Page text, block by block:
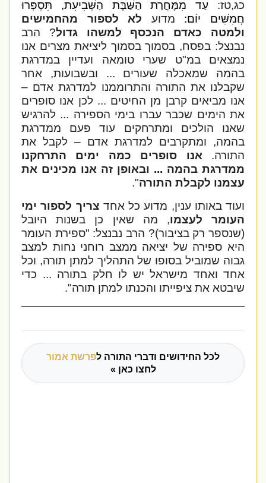
כג,טז: עַד מִמָּחֳרַת הַשַּׁבָּת הַשְּׁבִיעִת, תִּסְפְּרוּ
חֲמִשִּׁים יוֹם: מדוע לא לספור מהחמישים
ולמטה כאדם הנכסף למשהו גדול? הרב
נבנצל: בפסח, בסמוך בסמוך ליציאת מצרים אנו
נמצאים במ"ט שערי טומאה ועדיין במדרגת
בהמה שמאכלה שעורים ... ובשבועות, אחר
שקבלנו את התורה והתרוממנו למדרגת אדם –
אנו מביאים קרבן מן החיטים ... לכן אנו סופרים
את הימים שכבר עברו בימי הספירה ... להרגיש
שאנו הולכים ומתרחקים עוד פעם ממדרגת
בהמה, ומתקרבים למדרגת אדם – לקבל את
התורה. אנו סופרים כמה ימים התרחקנו
ממדרגת בהמה ... ובאופן זה אנו מכינים את
עצמנו לקבלת התורה".
ועוד באותו ענין, מדוע כל אחדצריך לספור ימי
העומר לעצמו, מה שאין כן בשנות היובל
(שנספר רק בציבור)? הרב נבנצל: "ספירת העומר
היא ספירה של יציאה ממצב רוחני נחות למצב
גבוה שמוביל בסופו של התהליך למתן תורה, וכל
אחד ואחד מישראל יש לו חלק בתורה ... כדי
שיבטא את ציפייתו והכנתו למתן תורה".
לכל החידושים ודברי התורה לפרשת אמור
לחצו כאן »